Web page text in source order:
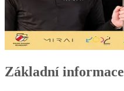
Základní informace